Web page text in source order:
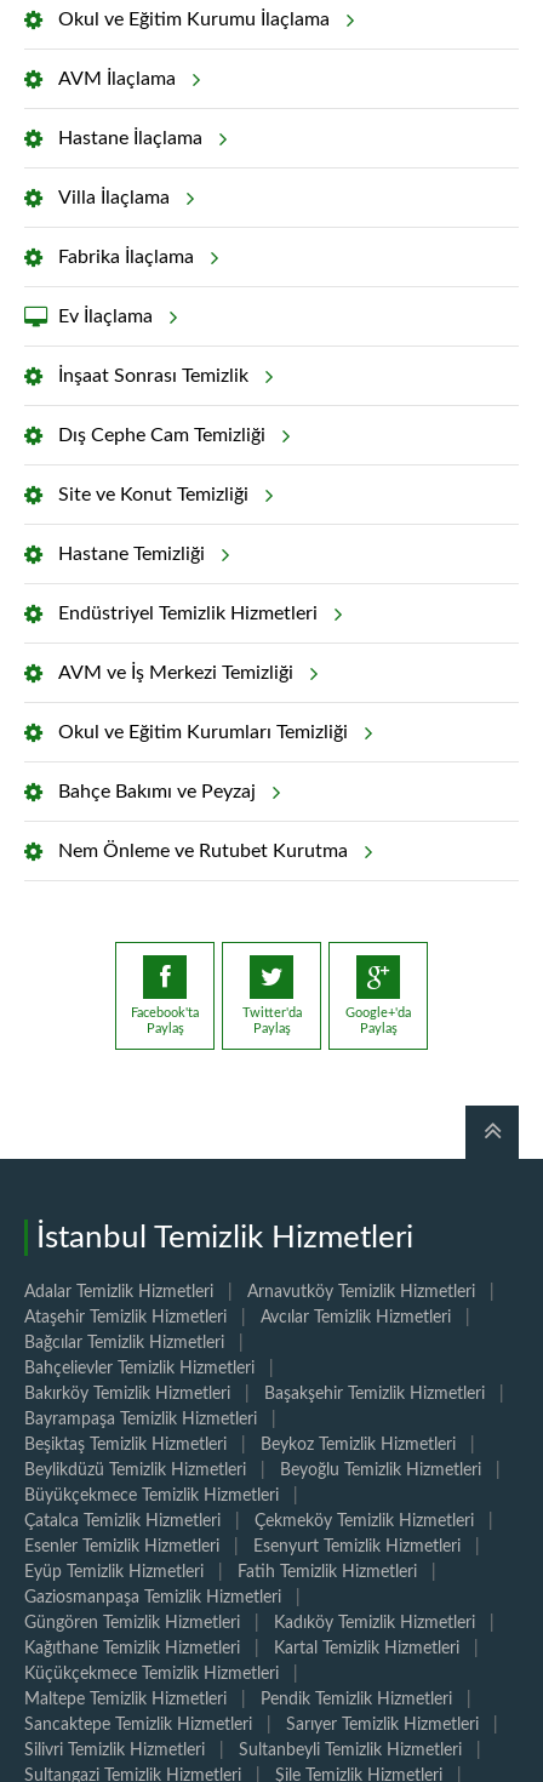
Okul ve Eğitim Kurumu İlaçlama
AVM İlaçlama
Hastane İlaçlama
Villa İlaçlama
Fabrika İlaçlama
Ev İlaçlama
İnşaat Sonrası Temizlik
Dış Cephe Cam Temizliği
Site ve Konut Temizliği
Hastane Temizliği
Endüstriyel Temizlik Hizmetleri
AVM ve İş Merkezi Temizliği
Okul ve Eğitim Kurumları Temizliği
Bahçe Bakımı ve Peyzaj
Nem Önleme ve Rutubet Kurutma
Facebook'ta
Paylaş
Twitter'da
Paylaş
Google+'da
Paylaş
İstanbul Temizlik Hizmetleri
Adalar Temizlik Hizmetleri Arnavutköy Temizlik Hizmetleri
Ataşehir Temizlik Hizmetleri
Avcılar Temizlik Hizmetleri
Bağcılar Temizlik Hizmetleri
Bahçelievler Temizlik Hizmetleri
Bakırköy Temizlik Hizmetleri
Başakşehir Temizlik Hizmetleri
Bayrampaşa Temizlik Hizmetleri
Beşiktaş Temizlik Hizmetleri
Beykoz Temizlik Hizmetleri
Beylikdüzü Temizlik Hizmetleri
Beyoğlu Temizlik Hizmetleri
Büyükçekmece Temizlik Hizmetleri
Çatalca Temizlik Hizmetleri
Çekmeköy Temizlik Hizmetleri
Esenler Temizlik Hizmetleri
Esenyurt Temizlik Hizmetleri
Eyüp Temizlik Hizmetleri
Fatih Temizlik Hizmetleri
Gaziosmanpaşa Temizlik Hizmetleri
Güngören Temizlik Hizmetleri
Kadıköy Temizlik Hizmetleri
Kağıthane Temizlik Hizmetleri
Kartal Temizlik Hizmetleri
Küçükçekmece Temizlik Hizmetleri
Maltepe Temizlik Hizmetleri
Pendik Temizlik Hizmetleri
Sancaktepe Temizlik Hizmetleri
Sarıyer Temizlik Hizmetleri
Silivri Temizlik Hizmetleri
Sultanbeyli Temizlik Hizmetleri
Sultangazi Temizlik Hizmetleri
Şile Temizlik Hizmetleri